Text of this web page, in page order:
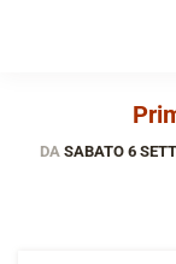
DASABATO 6